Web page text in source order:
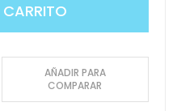
AÑADIR PARA
COMPARAR